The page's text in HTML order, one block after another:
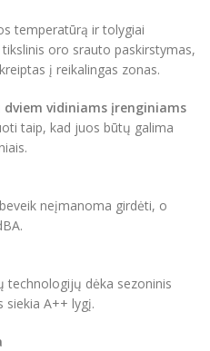
temperatūrą ir tolygiai
oro srauto paskirstymas,
į reikalingas zonas.
vidiniams įrenginiams
taip, kad juos būtų galima
neįmanoma girdėti, o
technologijų dėka sezoninis
siekia A++ lygį.